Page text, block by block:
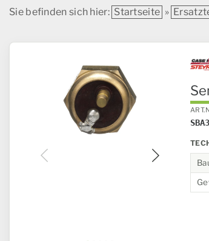
Sie befinden sich hier: Startseite »